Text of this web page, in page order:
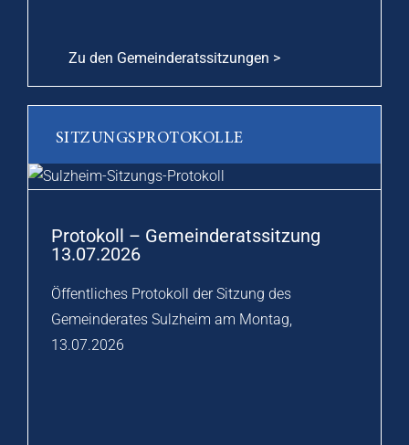
Zu den Gemeinderatssitzungen >
SITZUNGSPROTOKOLLE
Protokoll – Gemeinderatssitzung
13.07.2026
Öffentliches Protokoll der Sitzung des
Gemeinderates Sulzheim am Montag,
13.07.2026